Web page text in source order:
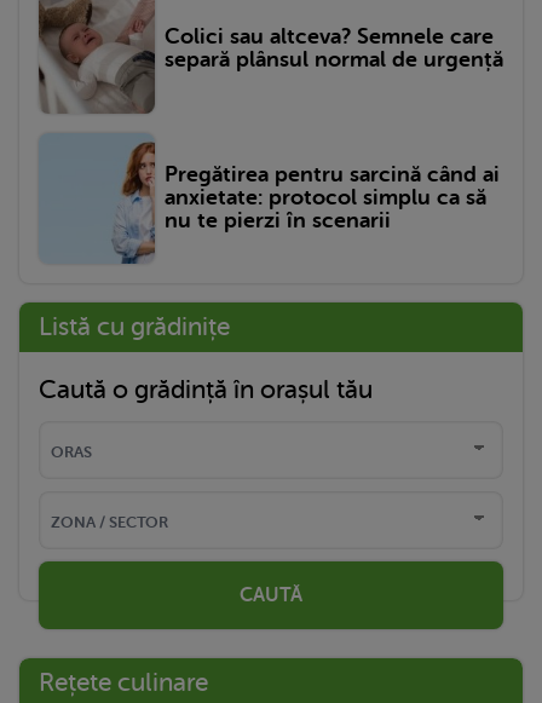
Colici sau altceva? Semnele care
separă plânsul normal de urgență
Pregătirea pentru sarcină când ai
anxietate: protocol simplu ca să
nu te pierzi în scenarii
Listă cu grădinițe
Caută o grădință în orașul tău
CAUTĂ
Rețete culinare